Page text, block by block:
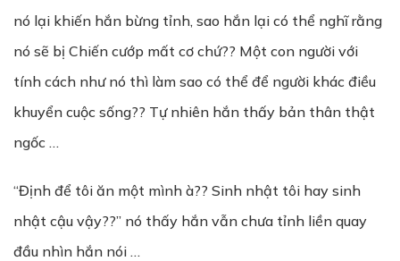
nó lại khiến hắn bừng tỉnh, sao hắn lại có thể nghĩ rằng
nó sẽ bị Chiến cướp mất cơ chứ?? Một con người với
tính cách như nó thì làm sao có thể để người khác điều
khuyển cuộc sống?? Tự nhiên hắn thấy bản thân thật
ngốc …
“Định để tôi ăn một mình à?? Sinh nhật tôi hay sinh
nhật cậu vậy??” nó thấy hắn vẫn chưa tỉnh liền quay
đầu nhìn hắn nói …